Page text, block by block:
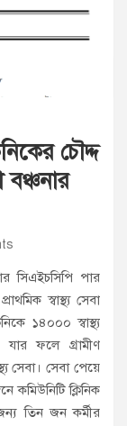
চৌদ্দ
সিএইচসিপি পার
স্বাস্থ্য সেবা
১৪০০০ স্বাস্থ্য
ফলে গ্রামীণ
সেবা। সেবা পেয়ে
কমিউনিটি ক্লিনিক
তিন জন কর্মীর